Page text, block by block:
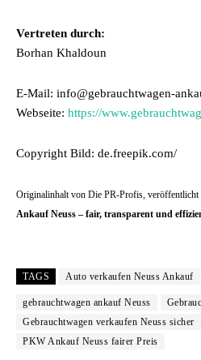
Vertreten durch:
Borhan Khaldoun
E-Mail: info@gebrauchtwagen-
Webseite: https://
Copyright Bild: de.freepik.com/
Originalinhalt von Die PR-Profis, veröffentlicht
Ankauf Neuss – fair, transparent und
TAGS Auto verkaufen Neuss Ankauf
gebrauchtwagen ankauf Neuss
Gebrauchtwagen verkaufen Neuss sicher
PKW Ankauf Neuss fairer Preis